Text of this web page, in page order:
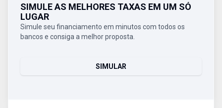
SIMULE AS MELHORES TAXAS EM UM SÓ
LUGAR
Simule seu financiamento em minutos com todos os
bancos e consiga a melhor proposta.
SIMULAR